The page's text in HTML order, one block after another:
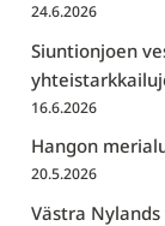
24.6.2026
Siuntionjoen
16.6.2026
Hangon
20.5.2026
Västra